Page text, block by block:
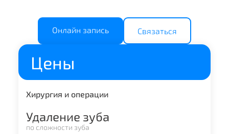
Цены
Хирургия и операции
Удаление зуба
по сложности зуба
Онлайн запись Связаться